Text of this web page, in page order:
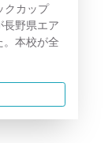
クカップ
長野県エア
。本校が全